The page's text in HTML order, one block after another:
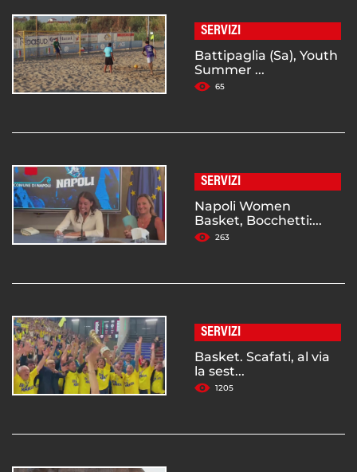
SERVIZI
Battipaglia (Sa), Youth
Summer ...
65
SERVIZI
Napoli Women
Basket, Bocchetti:...
263
SERVIZI
Basket. Scafati, al via
la sest...
1205